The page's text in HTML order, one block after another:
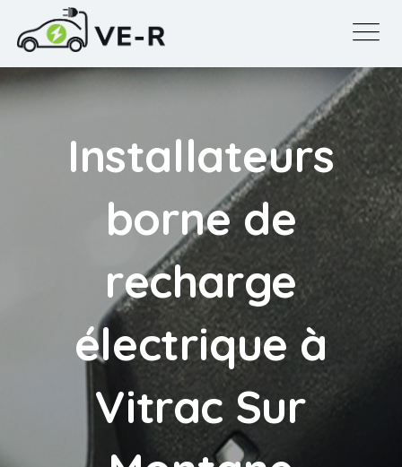
Installateurs
borne de
recharge
électrique à
Vitrac Sur